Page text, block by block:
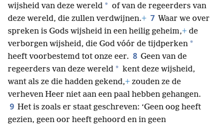
wijsheid van deze wereld * of van de regeerders van
deze wereld, die zullen verdwijnen.+ 7 Waar we over
spreken is Gods wijsheid in een heilig geheim,+ de
verborgen wijsheid, die God vóór de tijdperken *
heeft voorbestemd tot onze eer. 8 Geen van de
regeerders van deze wereld * kent deze wijsheid,
want als ze die hadden gekend,+ zouden ze de
verheven Heer niet aan een paal hebben gehangen.
9 Het is zoals er staat geschreven: ‘Geen oog heeft
gezien, geen oor heeft gehoord en in geen